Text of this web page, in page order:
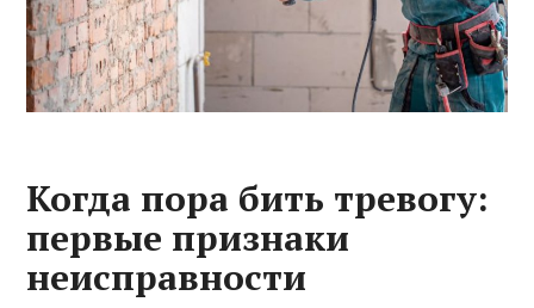
Когда пора бить тревогу:
первые признаки
неисправности